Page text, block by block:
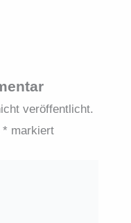
veröffentlicht.
* markiert